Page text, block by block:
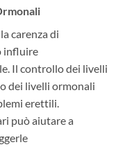
carenza di
influire
Il controllo dei livelli
dei livelli ormonali
erettili.
può aiutare a